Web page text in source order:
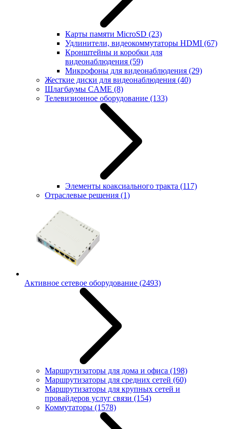
Карты памяти MicroSD (23)
Удлинители, видеокоммутаторы HDMI (67)
Кронштейны и коробки для
видеонаблюдения (59)
Микрофоны для видеонаблюдения (29)
Жесткие диски для видеонаблюдения (40)
Шлагбаумы CAME (8)
Телевизионное оборудование (133)
Элементы коаксиального тракта (117)
Отраслевые решения (1)
Активное сетевое оборудование (2493)
Маршрутизаторы для дома и офиса (198)
Маршрутизаторы для средних сетей (60)
Маршрутизаторы для крупных сетей и
провайдеров услуг связи (154)
Коммутаторы (1578)